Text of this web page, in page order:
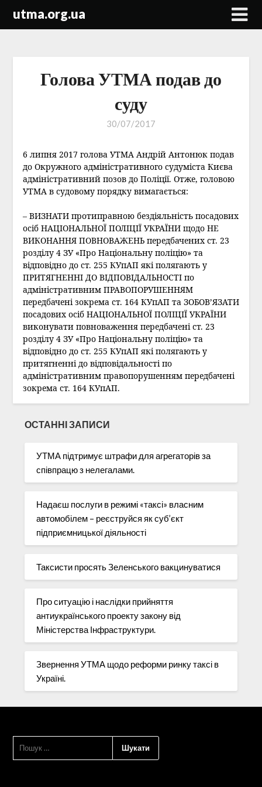
utma.org.ua
Голова УТМА подав до
суду
30/07/2017
6 липня 2017 голова УТМА Андрій Антонюк подав
до Окружного адміністративного судуміста Києва
адміністративний позов до Поліції. Отже, головою
УТМА в судовому порядку вимагається:
– ВИЗНАТИ протиправною бездіяльність посадових
осіб НАЦІОНАЛЬНОЇ ПОЛІЦІЇ УКРАЇНИ щодо НЕ
ВИКОНАННЯ ПОВНОВАЖЕНЬ передбачених ст. 23
розділу 4 ЗУ «Про Національну поліцію» та
відповідно до ст. 255 КУпАП які полягають у
ПРИТЯГНЕННІ ДО ВІДПОВІДАЛЬНОСТІ по
адміністративним ПРАВОПОРУШЕННЯМ
передбачені зокрема ст. 164 КУпАП та ЗОБОВ’ЯЗАТИ
посадових осіб НАЦІОНАЛЬНОЇ ПОЛІЦІЇ УКРАЇНИ
виконувати повноваження передбачені ст. 23
розділу 4 ЗУ «Про Національну поліцію» та
відповідно до ст. 255 КУпАП які полягають у
притягненні до відповідальності по
адміністративним правопорушенням передбачені
зокрема ст. 164 КУпАП.
ОСТАННІ ЗАПИСИ
УТМА підтримує штрафи для агрегаторів за
співпрацю з нелегалами.
Надаєш послуги в режимі «таксі» власним
автомобілем – реєструйся як суб’єкт
підприємницької діяльності
Таксисти просять Зеленського вакцинуватися
Про ситуацію і наслідки прийняття
антиукраїнського проекту закону від
Міністерства Інфраструктури.
Звернення УТМА щодо реформи ринку таксі в
Україні.